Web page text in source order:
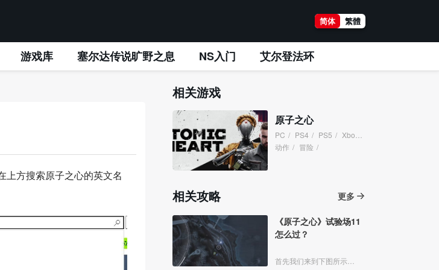
简体 繁體
游戏库 塞尔达传说旷野之息 NS入门 艾尔登法环
上方搜索原子之心的英文名
相关游戏
原子之心
PC / PS4 / PS5 / XboxOne
动作 / 冒险 /
相关攻略 更多
《原子之心》试验场11
怎么过？